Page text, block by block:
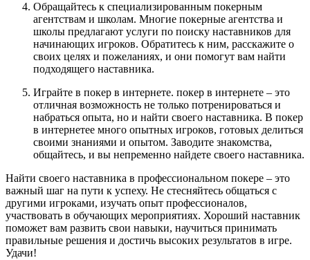
Обращайтесь к специализированным покерным
агентствам и школам. Многие покерные агентства и
школы предлагают услуги по поиску наставников для
начинающих игроков. Обратитесь к ним, расскажите о
своих целях и пожеланиях, и они помогут вам найти
подходящего наставника.
Играйте в покер в интернете. покер в интернете – это
отличная возможность не только потренироваться и
набраться опыта, но и найти своего наставника. В покер
в интернетее много опытных игроков, готовых делиться
своими знаниями и опытом. Заводите знакомства,
общайтесь, и вы непременно найдете своего наставника.
Найти своего наставника в профессиональном покере – это
важный шаг на пути к успеху. Не стесняйтесь общаться с
другими игроками, изучать опыт профессионалов,
участвовать в обучающих мероприятиях. Хороший наставник
поможет вам развить свои навыки, научиться принимать
правильные решения и достичь высоких результатов в игре.
Удачи!